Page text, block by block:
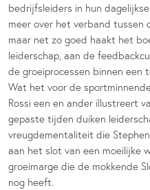
bedrijfsleiders in hun
meer over het verband tussen
maar net zo goed haakt het
leiderschap, aan de
de groeiprocessen binnen een
Wat het voor de
Rossi een en ander illustreert
gepaste tijden duiken
vreugdementaliteit die
aan het slot van een moeilijke
groeimarge die de mokkende
nog heeft.